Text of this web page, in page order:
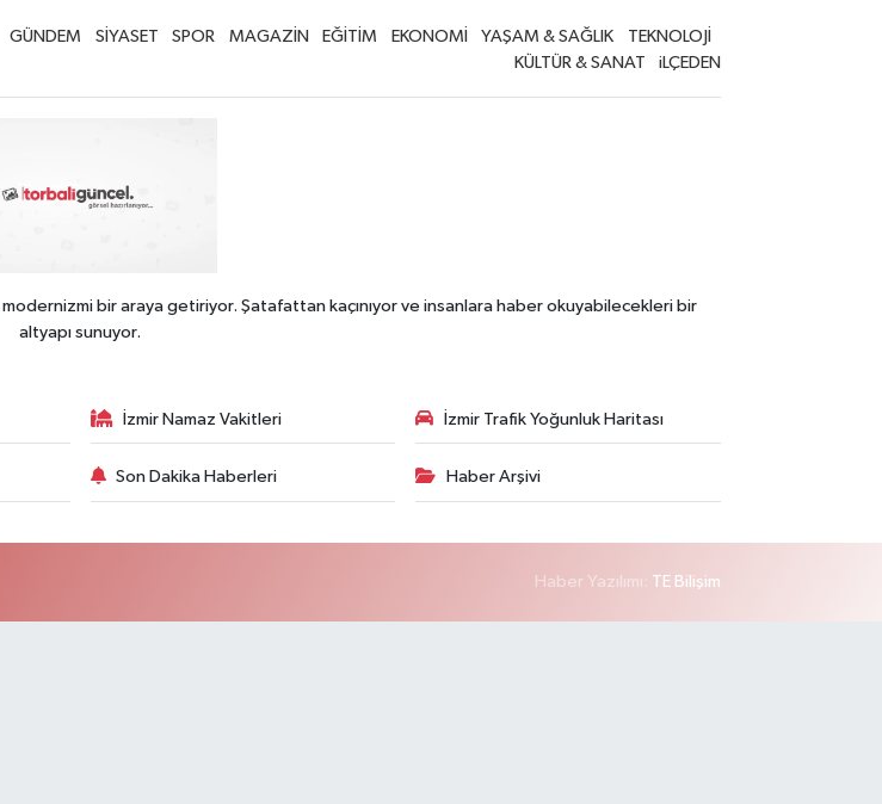
GÜNDEM SİYASET SPOR MAGAZİN EĞİTİM EKONOMİ YAŞAM & SAĞLIK
TEKNOLOJİ
KÜLTÜR & SANAT
iLÇEDEN
bir araya getiriyor. Şatafattan kaçınıyor ve insanlara haber okuyabilecekleri bir
altyapı sunuyor.
İzmir Namaz Vakitleri İzmir Trafik Yoğunluk Haritası
Son Dakika Haberleri Haber Arşivi
Haber Yazılımı: TE Bilişim